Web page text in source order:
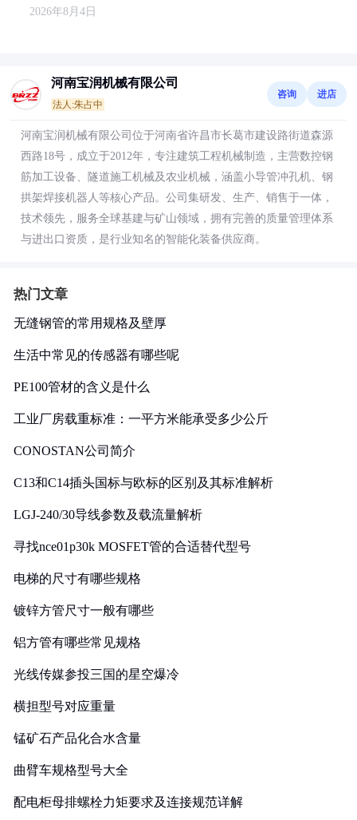
2026年8月4日
河南宝润机械有限公司
法人:朱占中
咨询 进店
河南宝润机械有限公司位于河南省许昌市长葛市建设路街道森源
西路18号，成立于2012年，专注建筑工程机械制造，主营数控钢
筋加工设备、隧道施工机械及农业机械，涵盖小导管冲孔机、钢
拱架焊接机器人等核心产品。公司集研发、生产、销售于一体，
技术领先，服务全球基建与矿山领域，拥有完善的质量管理体系
与进出口资质，是行业知名的智能化装备供应商。
热门文章
无缝钢管的常用规格及壁厚
生活中常见的传感器有哪些呢
PE100管材的含义是什么
工业厂房载重标准：一平方米能承受多少公斤
CONOSTAN公司简介
C13和C14插头国标与欧标的区别及其标准解析
LGJ-240/30导线参数及载流量解析
寻找nce01p30k MOSFET管的合适替代型号
电梯的尺寸有哪些规格
镀锌方管尺寸一般有哪些
铝方管有哪些常见规格
光线传媒参投三国的星空爆冷
横担型号对应重量
锰矿石产品化合水含量
曲臂车规格型号大全
配电柜母排螺栓力矩要求及连接规范详解